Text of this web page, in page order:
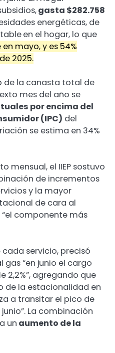
gasta $282.758
energéticas, de
en el hogar, lo que
en mayo, y es 54%
2025.
de la canasta total de
mes del año se
por encima del
(IPC) del
se estima en 34%
mensual, el IIEP sostuvo
de incrementos
y la mayor
de cara al
“el componente más
servicio, precisó
gas “en junio el cargo
2,2%”, agregando que
de la estacionalidad en
a transitar el pico de
La combinación
un aumento de la